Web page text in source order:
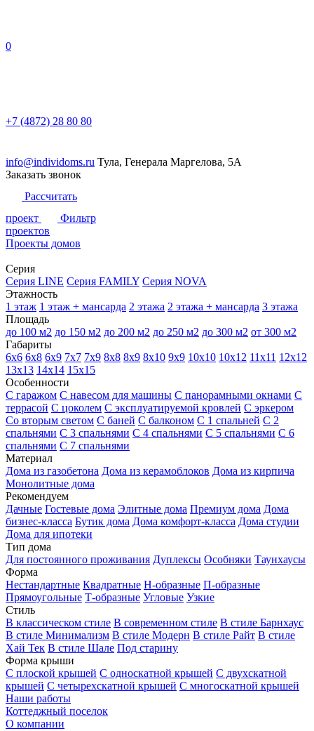
0
+7 (4872) 28 80 80
info@individoms.ru Тула, Генерала Маргелова, 5А
Заказать звонок
Рассчитать
проект
Фильтр
проектов
Проекты домов
Серия
Серия LINE Серия FAMILY Серия NOVA
Этажность
1 этаж 1 этаж + мансарда 2 этажа 2 этажа + мансарда 3 этажа
Площадь
до 100 м2 до 150 м2 до 200 м2 до 250 м2 до 300 м2 от 300 м2
Габариты
6х6 6х8 6х9 7х7 7х9 8х8 8х9 8х10 9х9 10х10 10х12 11х11 12х12
13х13 14х14 15х15
Особенности
С гаражом С навесом для машины С панорамными окнами С
террасой С цоколем С эксплуатируемой кровлей С эркером
Со вторым светом С баней С балконом С 1 спальней С 2
спальнями С 3 спальнями С 4 спальнями С 5 спальнями С 6
спальнями С 7 спальнями
Материал
Дома из газобетона Дома из керамоблоков Дома из кирпича
Монолитные дома
Рекомендуем
Дачные Гостевые дома Элитные дома Премиум дома Дома
бизнес-класса Бутик дома Дома комфорт-класса Дома студии
Дома для ипотеки
Тип дома
Для постоянного проживания Дуплексы Особняки Таунхаусы
Форма
Нестандартные Квадратные Н-образные П-образные
Прямоугольные Т-образные Угловые Узкие
Стиль
В классическом стиле В современном стиле В стиле Барнхаус
В стиле Минимализм В стиле Модерн В стиле Райт В стиле
Хай Тек В стиле Шале Под старину
Форма крыши
С плоской крышей С односкатной крышей С двухскатной
крышей С четырехскатной крышей С многоскатной крышей
Наши работы
Коттеджный поселок
О компании